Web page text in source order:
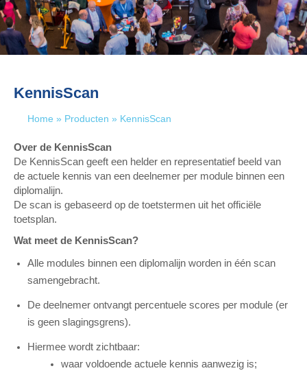
KennisScan
Home » Producten » KennisScan
Over de KennisScan
De KennisScan geeft een helder en representatief beeld van
de actuele kennis van een deelnemer per module binnen een
diplomalijn.
De scan is gebaseerd op de toetstermen uit het officiële
toetsplan.
Wat meet de KennisScan?
Alle modules binnen een diplomalijn worden in één scan
samengebracht.
De deelnemer ontvangt percentuele scores per module (er
is geen slagingsgrens).
Hiermee wordt zichtbaar:
waar voldoende actuele kennis aanwezig is;